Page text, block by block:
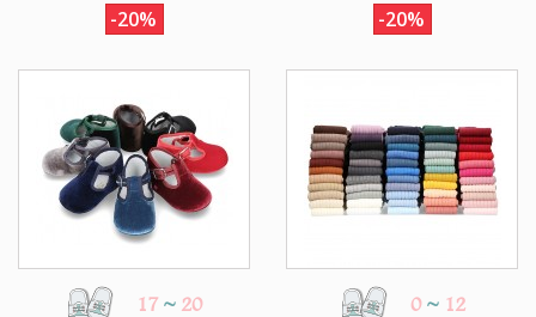
-20% -20%
17 ~ 20 0 ~12